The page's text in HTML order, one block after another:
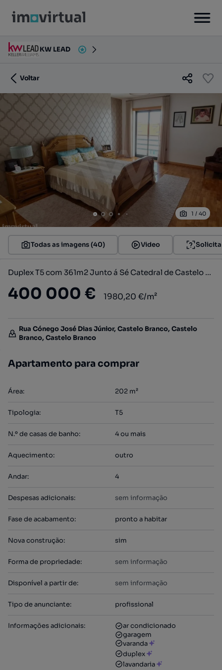
KW LEAD
Voltar
1 / 40
Todas as imagens (40) Video
Duplex T5 com 361m2 Junto á Sé Catedral de Castelo Branco
400 000 € 1980,20 €/m²
Rua Cónego José Dias Júnior, Castelo Branco, Castelo
Branco, Castelo Branco
Apartamento para comprar
Área: 202 m²
Tipologia: T5
N.º de casas de banho: 4 ou mais
Aquecimento: outro
Andar: 4
Despesas adicionais: sem informação
Fase de acabamento: pronto a habitar
Nova construção: sim
Forma de propriedade: sem informação
Disponível a partir de: sem informação
Tipo de anunciante: profissional
Informações adicionais:
ar condicionado
garagem
varanda
duplex
lavandaria